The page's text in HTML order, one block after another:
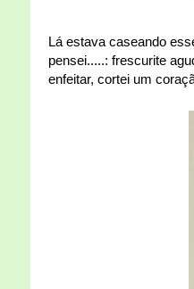
Lá estava caseando
pensei.....: frescurite
enfeitar, cortei um